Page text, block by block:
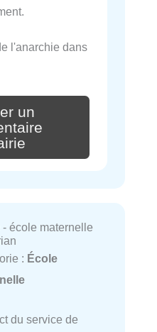
l'anarchie dans
un
- école maternelle
: École
du service de